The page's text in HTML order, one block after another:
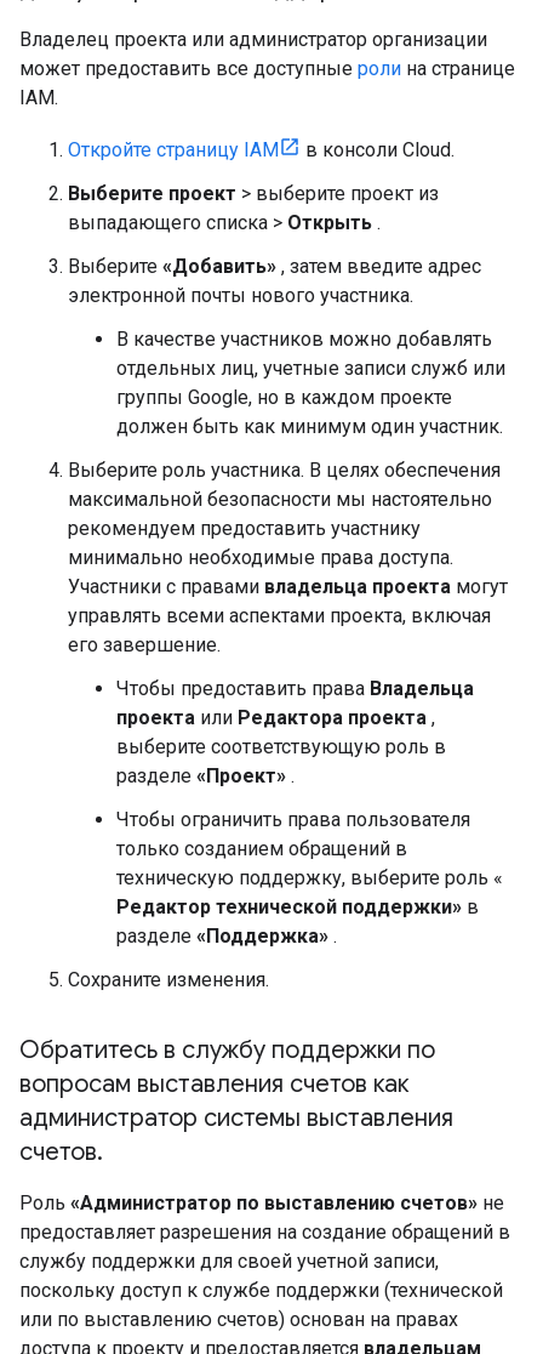
Владелец проекта или администратор организации
может предоставить все доступные роли на странице
IAM.
Откройте страницу IAM
в консоли Cloud.
Выберите проект > выберите проект из
выпадающего списка > Открыть .
Выберите «Добавить» , затем введите адрес
электронной почты нового участника.
В качестве участников можно добавлять
отдельных лиц, учетные записи служб или
группы Google, но в каждом проекте
должен быть как минимум один участник.
Выберите роль участника. В целях обеспечения
максимальной безопасности мы настоятельно
рекомендуем предоставить участнику
минимально необходимые права доступа.
Участники с правами владельца проекта могут
управлять всеми аспектами проекта, включая
его завершение.
Чтобы предоставить права Владельца
проекта или Редактора проекта ,
выберите соответствующую роль в
разделе «Проект» .
Чтобы ограничить права пользователя
только созданием обращений в
техническую поддержку, выберите роль «
Редактор технической поддержки» в
разделе «Поддержка» .
Сохраните изменения.
Обратитесь в службу поддержки по
вопросам выставления счетов как
администратор системы выставления
счетов.
Роль «Администратор по выставлению счетов» не
предоставляет разрешения на создание обращений в
службу поддержки для своей учетной записи,
поскольку доступ к службе поддержки (технической
или по выставлению счетов) основан на правах
доступа к проекту и предоставляется владельцам